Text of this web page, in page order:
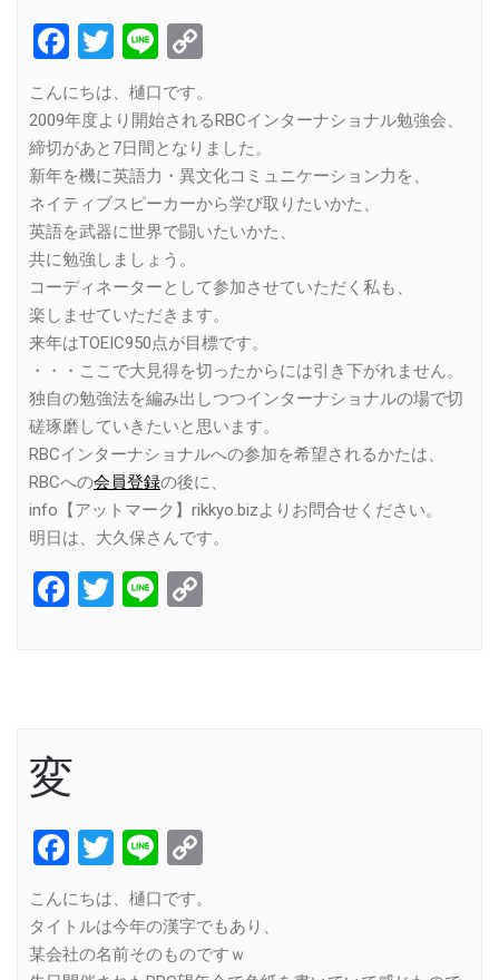
Facebook
Twitter
Line
こんにちは、樋口です。
2009年度より開始されるRBCインターナショナル勉強会、
締切があと7日間となりました。
新年を機に英語力・異文化コミュニケーション力を、
ネイティブスピーカーから学び取りたいかた、
英語を武器に世界で闘いたいかた、
共に勉強しましょう。
コーディネーターとして参加させていただく私も、
楽しませていただきます。
来年はTOEIC950点が目標です。
・・・ここで大見得を切ったからには引き下がれません。
独自の勉強法を編み出しつつインターナショナルの場で切
磋琢磨していきたいと思います。
RBCインターナショナルへの参加を希望されるかたは、
RBCへの会員登録の後に、
info【アットマーク】rikkyo.bizよりお問合せください。
明日は、大久保さんです。
Facebook
Twitter
Line
変
Facebook
Twitter
Line
こんにちは、樋口です。
タイトルは今年の漢字でもあり、
某会社の名前そのものですｗ